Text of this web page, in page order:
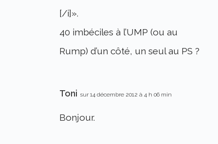
[/i]».
40 imbéciles à l’UMP (ou au
Rump) d’un côté, un seul au PS ?
Toni sur 14 décembre 2012 à 4 h 06 min
Bonjour.